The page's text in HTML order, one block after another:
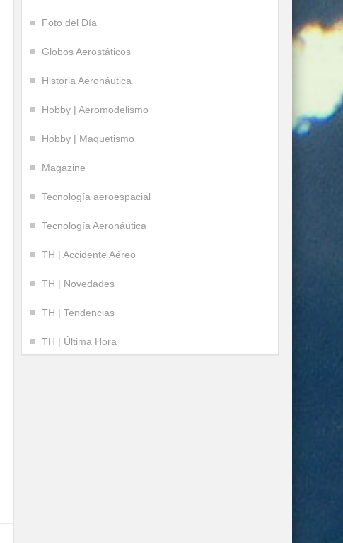
Foto del Día
Globos Aerostáticos
Historia Aeronáutica
Hobby | Aeromodelismo
Hobby | Maquetismo
Magazine
Tecnología aeroespacial
Tecnología Aeronáutica
TH | Accidente Aéreo
TH | Novedades
TH | Tendencias
TH | Última Hora